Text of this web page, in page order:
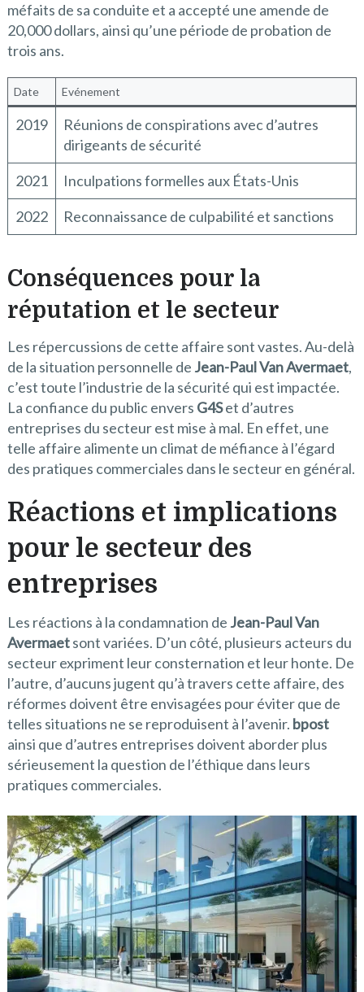
méfaits de sa conduite et a accepté une amende de
20,000 dollars, ainsi qu’une période de probation de
trois ans.
Date Evénement
2019
Réunions de conspirations avec d’autres
dirigeants de sécurité
2021
Inculpations formelles aux États-Unis
2022
Reconnaissance de culpabilité et sanctions
Conséquences pour la
réputation et le secteur
Les répercussions de cette affaire sont vastes. Au-delà
de la situation personnelle de Jean-Paul Van Avermaet,
c’est toute l’industrie de la sécurité qui est impactée.
La confiance du public envers G4Set d’autres
entreprises du secteur est mise à mal. En effet, une
telle affaire alimente un climat de méfiance à l’égard
des pratiques commerciales dans le secteur en général.
Réactions et implications
pour le secteur des
entreprises
Les réactions à la condamnation de Jean-Paul Van
Avermaetsont variées. D’un côté, plusieurs acteurs du
secteur expriment leur consternation et leur honte. De
l’autre, d’aucuns jugent qu’à travers cette affaire, des
réformes doivent être envisagées pour éviter que de
telles situations ne se reproduisent à l’avenir. bpost
ainsi que d’autres entreprises doivent aborder plus
sérieusement la question de l’éthique dans leurs
pratiques commerciales.